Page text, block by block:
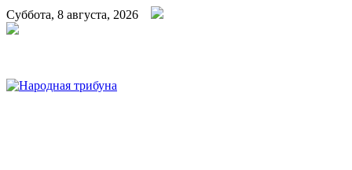
Суббота, 8 августа, 2026